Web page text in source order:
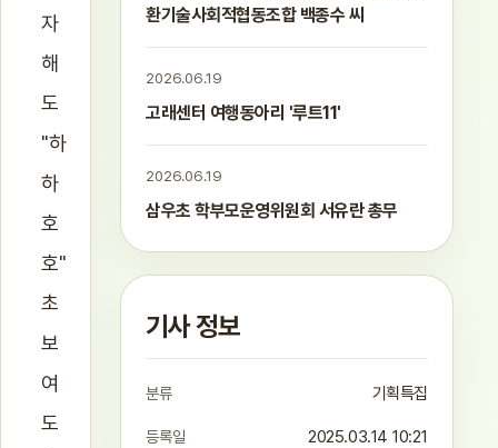
자
해
도
"하
하
호
호"
초
보
여
도
환기술사회적협동조합 백종수 씨
2026.06.19
고래센터 여행동아리 '루트11'
2026.06.19
삼우초 학부모운영위원회 서유란 총무
기사 정보
분류 기획특집
등록일 2025.03.14 10:21